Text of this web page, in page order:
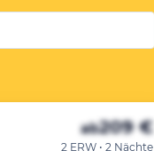
ab209 €
2 ERW • 2 Nächte